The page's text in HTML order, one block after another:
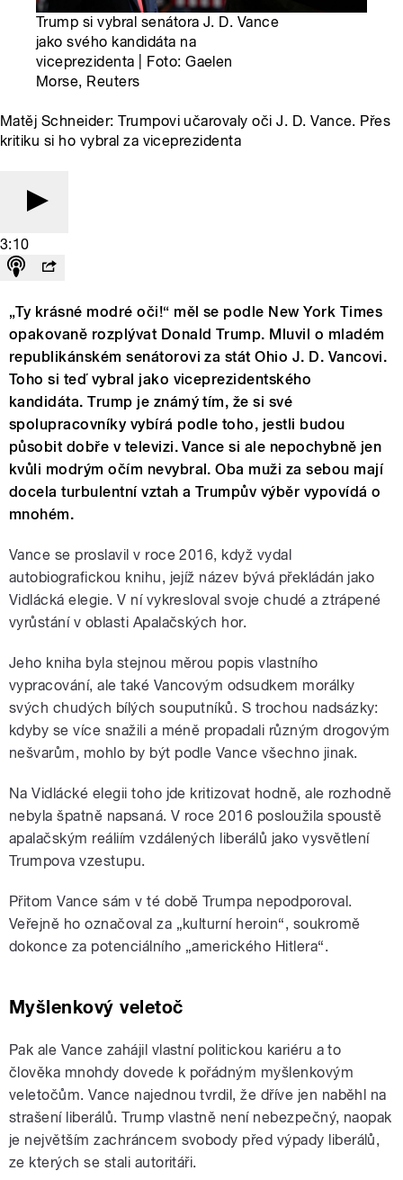
Trump si vybral senátora J. D. Vance
jako svého kandidáta na
viceprezidenta | Foto: Gaelen
Morse, Reuters
Matěj Schneider: Trumpovi učarovaly oči J. D. Vance. Přes
kritiku si ho vybral za viceprezidenta
3:10
„Ty krásné modré oči!“ měl se podle New York Times
opakovaně rozplývat Donald Trump. Mluvil o mladém
republikánském senátorovi za stát Ohio J. D. Vancovi.
Toho si teď vybral jako viceprezidentského
kandidáta. Trump je známý tím, že si své
spolupracovníky vybírá podle toho, jestli budou
působit dobře v televizi. Vance si ale nepochybně jen
kvůli modrým očím nevybral. Oba muži za sebou mají
docela turbulentní vztah a Trumpův výběr vypovídá o
mnohém.
Vance se proslavil v roce 2016, když vydal
autobiografickou knihu, jejíž název bývá překládán jako
Vidlácká elegie. V ní vykresloval svoje chudé a ztrápené
vyrůstání v oblasti Apalačských hor.
Jeho kniha byla stejnou měrou popis vlastního
vypracování, ale také Vancovým odsudkem morálky
svých chudých bílých souputníků. S trochou nadsázky:
kdyby se více snažili a méně propadali různým drogovým
nešvarům, mohlo by být podle Vance všechno jinak.
Na Vidlácké elegii toho jde kritizovat hodně, ale rozhodně
nebyla špatně napsaná. V roce 2016 posloužila spoustě
apalačským reáliím vzdálených liberálů jako vysvětlení
Trumpova vzestupu.
Přitom Vance sám v té době Trumpa nepodporoval.
Veřejně ho označoval za „kulturní heroin“, soukromě
dokonce za potenciálního „amerického Hitlera“.
Myšlenkový veletoč
Pak ale Vance zahájil vlastní politickou kariéru a to
člověka mnohdy dovede k pořádným myšlenkovým
veletočům. Vance najednou tvrdil, že dříve jen naběhl na
strašení liberálů. Trump vlastně není nebezpečný, naopak
je největším zachráncem svobody před výpady liberálů,
ze kterých se stali autoritáři.